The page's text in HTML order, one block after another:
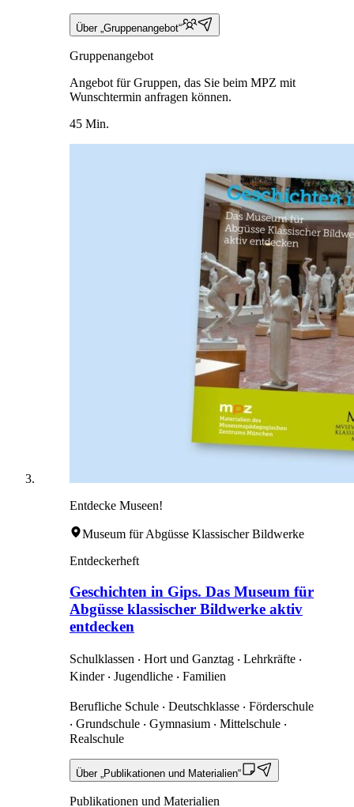
Über „Gruppenangebot“
Gruppenangebot
Angebot für Gruppen, das Sie beim MPZ mit
Wunschtermin anfragen können.
45 Min.
Entdecke Museen!
Museum für Abgüsse Klassischer Bildwerke
Entdeckerheft
Geschichten in Gips. Das Museum für
Abgüsse klassischer Bildwerke aktiv
entdecken
Schulklassen ‧ Hort und Ganztag ‧ Lehrkräfte ‧
Kinder ‧ Jugendliche ‧ Familien
Berufliche Schule ‧ Deutschklasse ‧ Förderschule
‧ Grundschule ‧ Gymnasium ‧ Mittelschule ‧
Realschule
Über „Publikationen und Materialien“
Publikationen und Materialien